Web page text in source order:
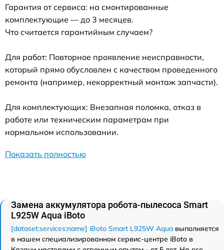
Гарантия от сервиса: на смонтированные
комплектующие — до 3 месяцев.
Что считается гарантийным случаем?
Для работ: Повторное проявление неисправности,
который прямо обусловлен с качеством проведенного
ремонта (например, некорректный монтаж запчасти).
Для комплектующих: Внезапная поломка, отказ в
работе или техническим параметрам при
нормальном использовании.
Показать полностью
Замена аккумулятора робота-пылесоса Smart
L925W Aqua iBoto
[dataset:services:name] iBoto Smart L925W Aqua выполняется
в нашем специализированном сервис-центре iBoto в